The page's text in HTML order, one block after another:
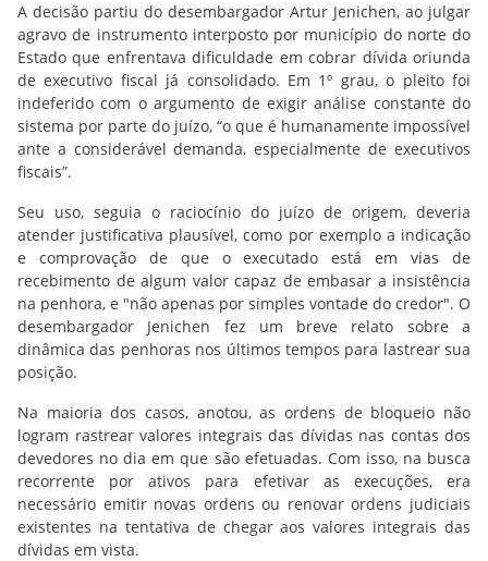
A decisão partiu do desembargador Artur Jenichen, ao julgar
agravo de instrumento interposto por município do norte do
Estado que enfrentava dificuldade em cobrar dívida oriunda
de executivo fiscal já consolidado. Em 1º grau, o pleito foi
indeferido com o argumento de exigir análise constante do
sistema por parte do juízo, “o que é humanamente impossível
ante a considerável demanda, especialmente de executivos
fiscais”.
Seu uso, seguia o raciocínio do juízo de origem, deveria
atender justificativa plausível, como por exemplo a indicação
e comprovação de que o executado está em vias de
recebimento de algum valor capaz de embasar a insistência
na penhora, e "não apenas por simples vontade do credor". O
desembargador Jenichen fez um breve relato sobre a
dinâmica das penhoras nos últimos tempos para lastrear sua
posição.
Na maioria dos casos, anotou, as ordens de bloqueio não
logram rastrear valores integrais das dívidas nas contas dos
devedores no dia em que são efetuadas. Com isso, na busca
recorrente por ativos para efetivar as execuções, era
necessário emitir novas ordens ou renovar ordens judiciais
existentes na tentativa de chegar aos valores integrais das
dívidas em vista.